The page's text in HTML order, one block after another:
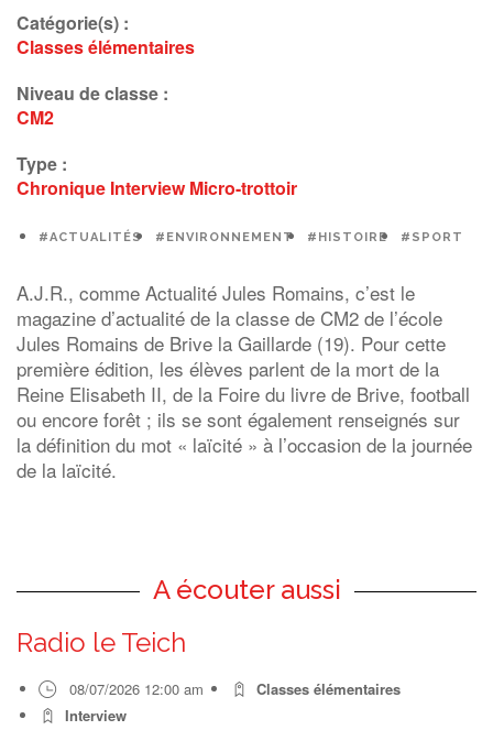
Catégorie(s) :
Classes élémentaires
Niveau de classe :
CM2
Type :
Chronique Interview Micro-trottoir
#ACTUALITÉS #ENVIRONNEMENT #HISTOIRE #SPORT
A.J.R., comme Actualité Jules Romains, c’est le
magazine d’actualité de la classe de CM2 de l’école
Jules Romains de Brive la Gaillarde (19). Pour cette
première édition, les élèves parlent de la mort de la
Reine Elisabeth II, de la Foire du livre de Brive, football
ou encore forêt ; ils se sont également renseignés sur
la définition du mot « laïcité » à l’occasion de la journée
de la laïcité.
A écouter aussi
Radio le Teich
08/07/2026 12:00 am
Classes élémentaires
Interview